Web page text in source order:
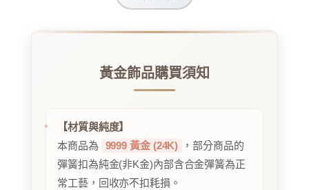
黃金飾品購買須知
【材質與純度】
本商品為
9999 黃金 (24K)
，部分商品的
彈簧扣為純金(非K金)內部含合金彈簧為正
常工藝，回收亦不扣耗損。